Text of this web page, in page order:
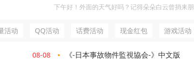
下午好！外面的天气好吗？记得朵朵白云曾捎来朋
活动 QQ活动 话费活动 现金红包 游戏活动
08-08 《-日本事故物件監視協会-》中文版